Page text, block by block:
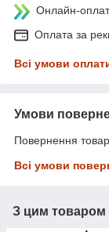
Онлайн-
Оплата за
Всі умови
Умови
Повернення
Всі умови
З цим товаром